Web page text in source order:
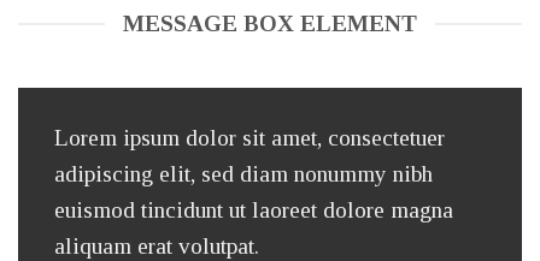
MESSAGE BOX ELEMENT
Lorem ipsum dolor sit amet, consectetuer
adipiscing elit, sed diam nonummy nibh
euismod tincidunt ut laoreet dolore magna
aliquam erat volutpat.